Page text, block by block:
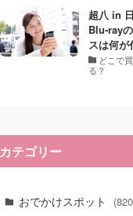
超八 in
Blu-ray
スは何が
どこで
る？
カテゴリー
おでかけスポット